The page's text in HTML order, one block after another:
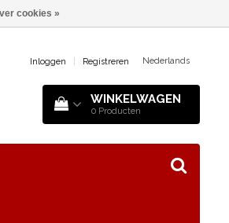
Inloggen Registreren Nederlands
WINKELWAGEN
0 Producten
cookies »